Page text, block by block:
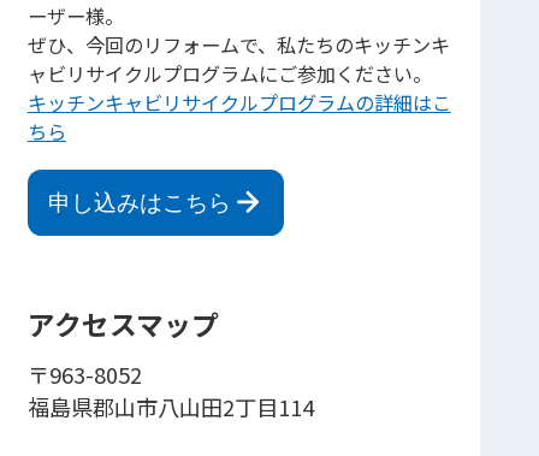
ーザー様。
ぜひ、今回のリフォームで、私たちのキッチンキ
ャビリサイクルプログラムにご参加ください。
キッチンキャビリサイクルプログラムの詳細はこ
ちら
申し込みはこちら
アクセスマップ
〒963-8052
福島県郡山市八山田2丁目114